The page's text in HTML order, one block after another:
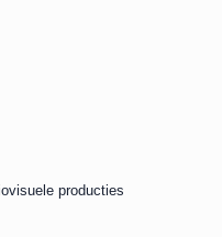
producties